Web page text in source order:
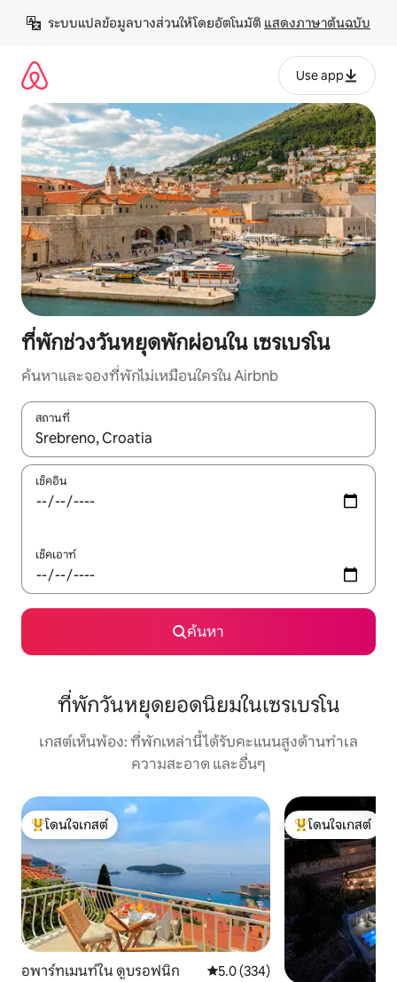
เนื้อหา
ระบบแปลข้อมูลบางส่วนให้โดยอัตโนมัติ แสดงภาษาต้นฉบับ
Use app
ที่พักช่วงวันหยุดพักผ่อนใน เซรเบรโน
ค้นหาและจองที่พักไม่เหมือนใครใน Airbnb
สถานที่
ใช้ลูกศรขึ้นลง หรือใช้การสัมผัสหรือปัด เพื่อสำรวจผลการค้นหา
เช็คอิน
เช็คเอาท์
ค้นหา
ที่พักวันหยุดยอดนิยมในเซรเบรโน
เกสต์เห็นพ้อง: ที่พักเหล่านี้ได้รับคะแนนสูงด้านทำเล
ความสะอาด และอื่นๆ
โดนใจเกสต์ที่สุด
โดนใจเกสต์
อพาร์ทเมนท์ใน ดูบรอฟนิก คะแนนเฉลี่ย 5.0 จาก 5, 334 รีวิว
5.0 (334)
โดนใจเกสต์ที่สุด
โดนใจเกสต์